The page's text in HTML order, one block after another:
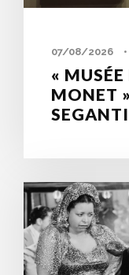
07/08/2026 •
«
MONET